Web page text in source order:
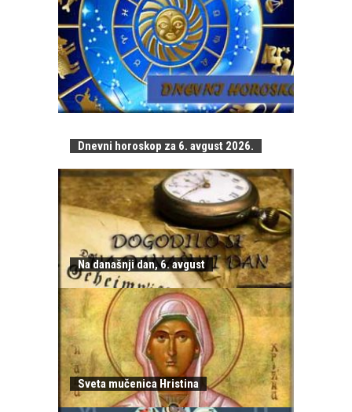
Dnevni horoskop za 6. avgust 2026.
Na današnji dan, 6. avgust
Sveta mučenica Hristina